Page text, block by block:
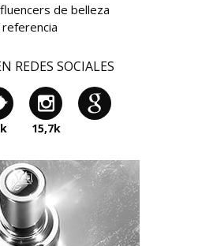
de belleza
REDES SOCIALES
15,7k